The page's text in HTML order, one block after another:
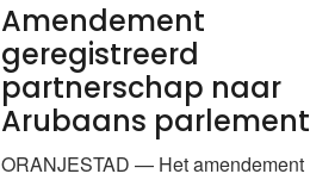
Amendement
geregistreerd
partnerschap naar
Arubaans parlement
ORANJESTAD — Het amendement